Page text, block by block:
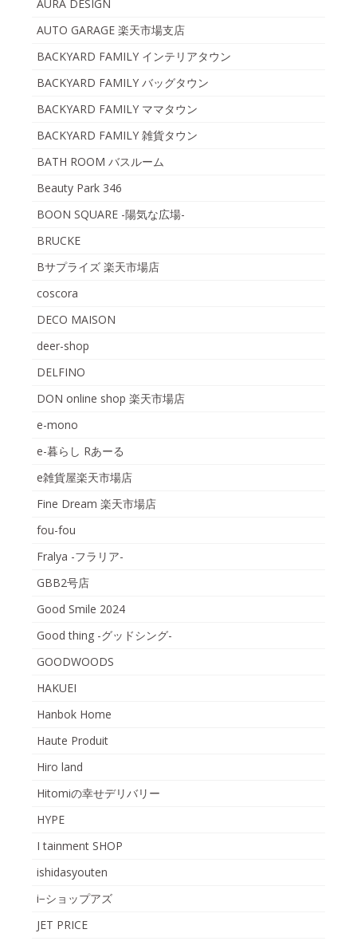
AURA DESIGN
AUTO GARAGE 楽天市場支店
BACKYARD FAMILY インテリアタウン
BACKYARD FAMILY バッグタウン
BACKYARD FAMILY ママタウン
BACKYARD FAMILY 雑貨タウン
BATH ROOM バスルーム
Beauty Park 346
BOON SQUARE -陽気な広場-
BRUCKE
Bサプライズ 楽天市場店
coscora
DECO MAISON
deer-shop
DELFINO
DON online shop 楽天市場店
e-mono
e-暮らし Rあーる
e雑貨屋楽天市場店
Fine Dream 楽天市場店
fou-fou
Fralya -フラリア-
GBB2号店
Good Smile 2024
Good thing -グッドシング-
GOODWOODS
HAKUEI
Hanbok Home
Haute Produit
Hiro land
Hitomiの幸せデリバリー
HYPE
I tainment SHOP
ishidasyouten
i−ショップアズ
JET PRICE